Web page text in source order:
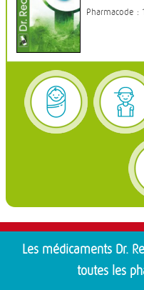
Pharmacode :
Les médicaments Dr.
toutes les